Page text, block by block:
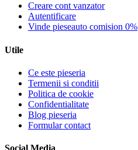
Creare cont vanzator
Autentificare
Vinde pieseauto comision 0%
Utile
Ce este pieseria
Termenii si conditii
Politica de cookie
Confidentialitate
Blog pieseria
Formular contact